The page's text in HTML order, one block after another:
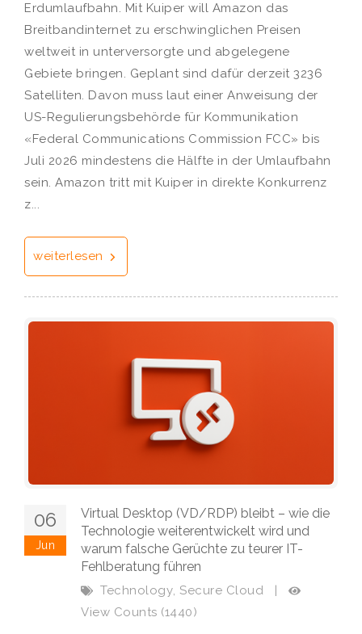
Erdumlaufbahn. Mit Kuiper will Amazon das
Breitbandinternet zu erschwinglichen Preisen
weltweit in unterversorgte und abgelegene
Gebiete bringen. Geplant sind dafür derzeit 3236
Satelliten. Davon muss laut einer Anweisung der
US-Regulierungsbehörde für Kommunikation
«Federal Communications Commission FCC» bis
Juli 2026 mindestens die Hälfte in der Umlaufbahn
sein. Amazon tritt mit Kuiper in direkte Konkurrenz
z...
weiterlesen
06
Jun
Virtual Desktop (VD/RDP) bleibt – wie die
Technologie weiterentwickelt wird und
warum falsche Gerüchte zu teurer IT-
Fehlberatung führen
Technology, Secure Cloud
|
View Counts (1440)